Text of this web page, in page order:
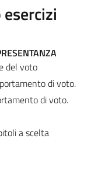
del voto
di voto.
di voto.
a scelta